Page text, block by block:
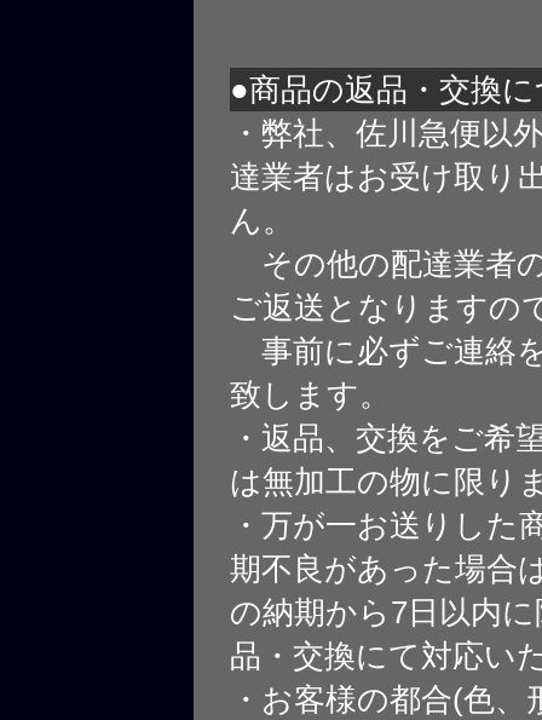
●商品の返品・交換
・弊社、佐川急便以
達業者はお受け取り
ん。
その他の配達業者
ご返送となりますの
事前に必ずご連絡
致します。
・返品、交換をご希
は無加工の物に限り
・万が一お送りした
期不良があった場合
の納期から7日以内
品・交換にて対応い
・お客様の都合(色、